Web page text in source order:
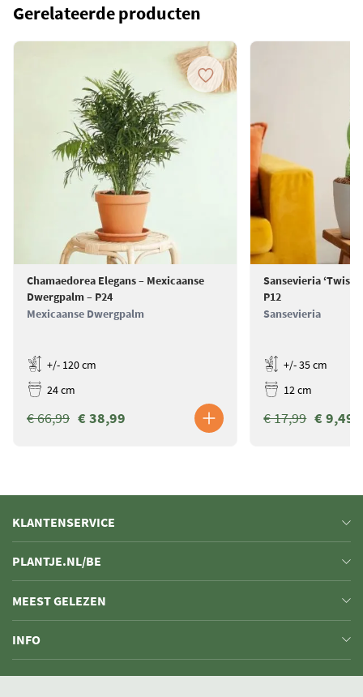
Gerelateerde producten
Chamaedorea Elegans – Mexicaanse
Dwergpalm – P24
Mexicaanse Dwergpalm
+/- 120 cm
24 cm
€ 38,99
€ 66,99
Sansevieria
P12
Sansevieria
+/- 35 cm
12 cm
€ 9,49
€ 17,99
KLANTENSERVICE
PLANTJE.NL/BE
MEEST GELEZEN
INFO